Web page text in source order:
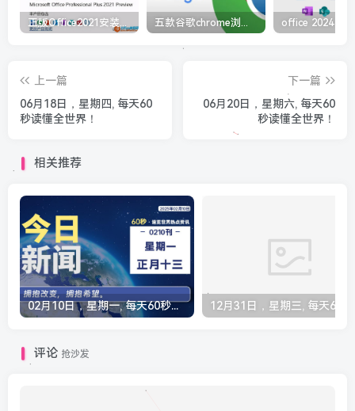
五款谷歌chrome浏览器截图插件工具推荐
上一篇
06月18日，星期四, 每天60
秒读懂全世界！
下一篇
06月20日，星期六, 每天60
秒读懂全世界！
相关推荐
02月10日，星期一, 每天60秒读懂全世界！
评论 抢沙发